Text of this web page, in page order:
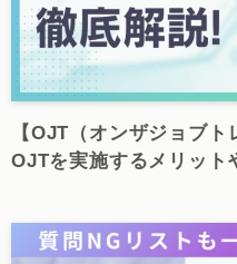
【OJT（オンザジョブト
OJTを実施するメリット